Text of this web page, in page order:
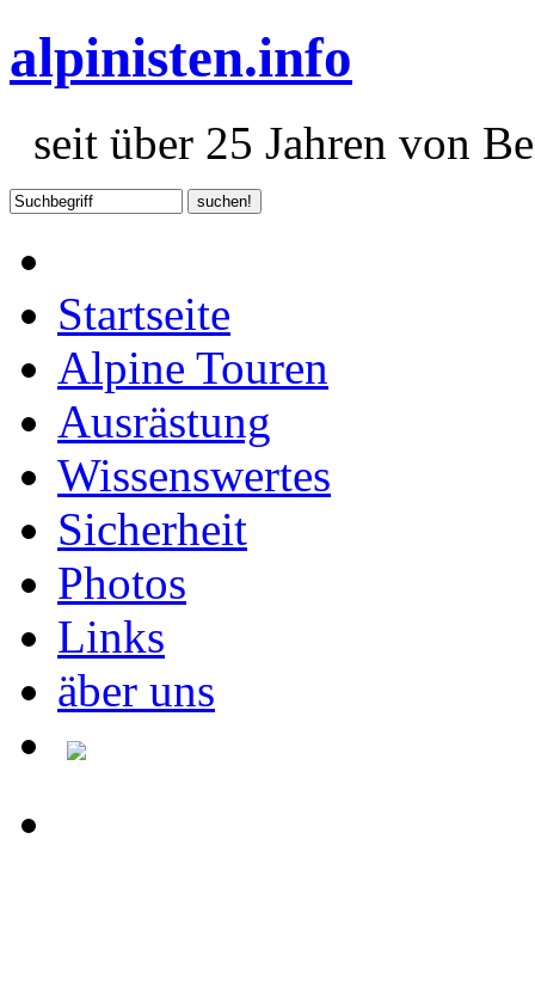
alpinisten.info
seit über 25 Jahren von
Startseite
Alpine Touren
Ausrästung
Wissenswertes
Sicherheit
Photos
Links
äber uns